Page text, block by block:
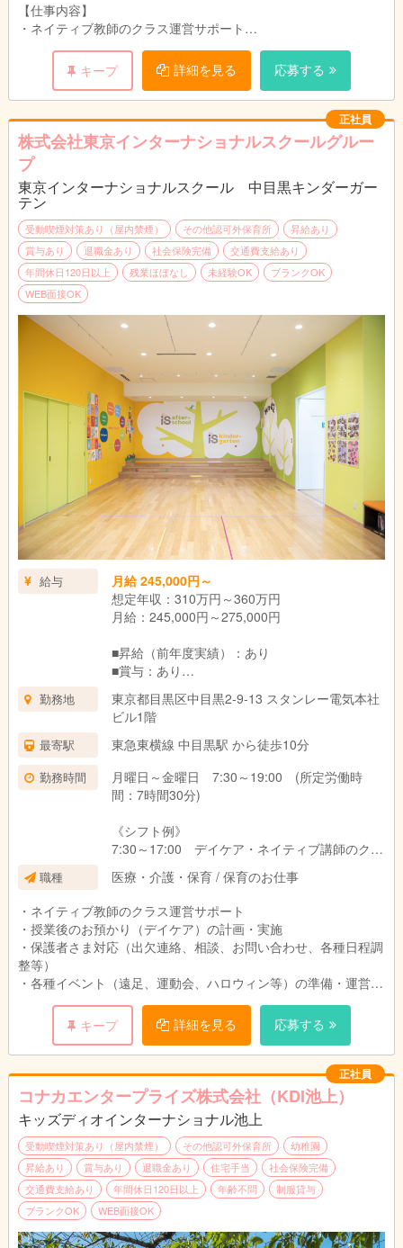
※クラフトなどの持ち帰り仕事なし
【仕事内容】
・ネイティブ教師のクラス運営サポート
・授業後のお預かり（デイケア）の計画・実施
・保護者さま対応（出欠連絡、相談、お問い合わせ、各種日程調
・各種イベント（遠足、運動会、ハロウィン等）の準備・運営
・事務業務（レター作成、請求業務、ブログ作成、各種申し込み
の受付、教材の購買等）
キープ 詳細を見る 応募する
正社員
株式会社東京インターナショナルスクールグルー
プ
東京インターナショナルスクール 中目黒キンダーガー
テン
受動喫煙対策あり（屋内禁煙） その他認可外保育所
昇給あり
賞与あり
退職金あり 社会保険完備
交通費支給あり
年間休日120日以上
残業ほぼなし 未経験OK
ブランクOK
WEB面接OK
給与
月給 245,000円～
想定年収：310万円～360万円
月給：245,000円～275,000円
■昇給（前年度実績）：あり
■賞与：あり
・賞与（前年度実績）の回数：年1回
・賞与金額：0.7~1.2ヶ月分（前年度実績）
勤務地
東京都目黒区中目黒2-9-13 スタンレー電気本社
ビル1階
最寄駅 東急東横線 中目黒駅 から徒歩10分
勤務時間
月曜日～金曜日 7:30～19:00 (所定労働時
間：7時間30分)
《シフト例》
7:30～17:00 デイケア・ネイティブ講師のクラ
スサポート担当
10:30～19:00 クラスサポート業務の補助・デ
イケア担当
※シフト制／実働7.5時間（休憩60分）
※月平均残業時間 10～20時間程度
※クラフトなどの持ち帰り仕事なし
職種
医療・介護・保育 / 保育のお仕事
・ネイティブ教師のクラス運営サポート
・授業後のお預かり（デイケア）の計画・実施
・保護者さま対応（出欠連絡、相談、お問い合わせ、各種日程調
整等）
・各種イベント（遠足、運動会、ハロウィン等）の準備・運営
・事務業務（レター作成、請求業務、ブログ作成、各種申し込み
の受付、教材の購買等）
スクール内での使用言語は英語ですので、語学力を活かして働く
ことができます！
キープ 詳細を見る 応募する
正社員
コナカエンタープライズ株式会社（KDI池上）
キッズディオインターナショナル池上
受動喫煙対策あり（屋内禁煙） その他認可外保育所
幼稚園
昇給あり
賞与あり 退職金あり 住宅手当
社会保険完備
交通費支給あり
年間休日120日以上 年齢不問
制服貸与
ブランクOK
WEB面接OK